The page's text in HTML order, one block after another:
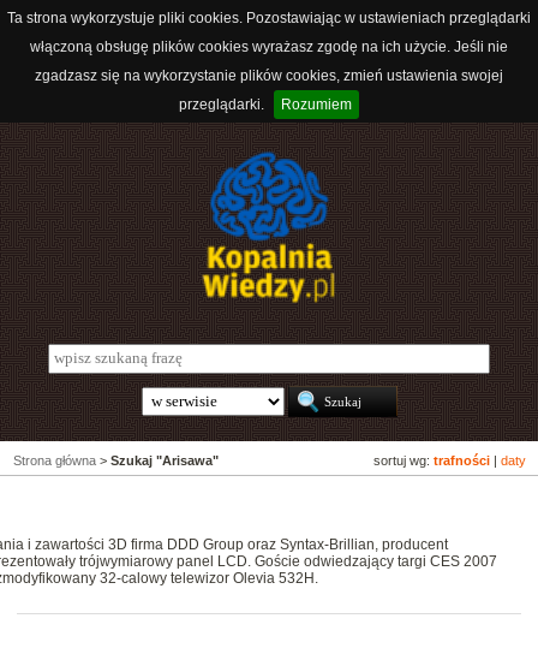
Ta strona wykorzystuje pliki cookies. Pozostawiając w ustawieniach przeglądarki
włączoną obsługę plików cookies wyrażasz zgodę na ich użycie. Jeśli nie
zgadzasz się na wykorzystanie plików cookies, zmień ustawienia swojej
przeglądarki.
Rozumiem
sortuj wg: trafności daty
Strona główna > Szukaj "Arisawa"
i zawartości 3D firma DDD Group oraz Syntax-Brillian, producent
trójwymiarowy panel LCD. Goście odwiedzający targi CES 2007
32-calowy telewizor Olevia 532H.